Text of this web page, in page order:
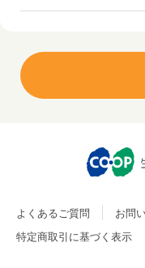
よくあるご質問 お問
特定商取引に基づく表示